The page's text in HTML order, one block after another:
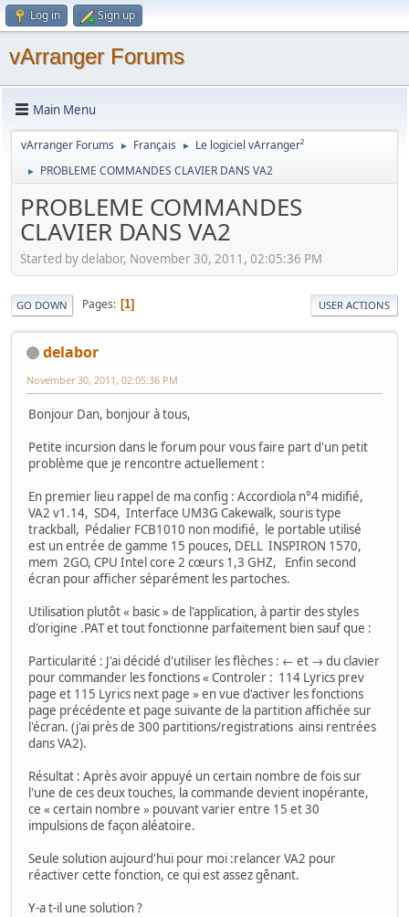
Log in Sign up
vArranger Forums
Main Menu
vArranger Forums ► Français ► Le logiciel vArranger²
► PROBLEME COMMANDES CLAVIER DANS VA2
PROBLEME COMMANDES
CLAVIER DANS VA2
Started by delabor, November 30, 2011, 02:05:36 PM
GO DOWN Pages 1 USER ACTIONS
delabor
November 30, 2011, 02:05:36 PM
Bonjour Dan, bonjour à tous,
Petite incursion dans le forum pour vous faire part d'un petit
problème que je rencontre actuellement :
En premier lieu rappel de ma config : Accordiola n°4 midifié,
VA2 v1.14, SD4, Interface UM3G Cakewalk, souris type
trackball, Pédalier FCB1010 non modifié, le portable utilisé
est un entrée de gamme 15 pouces, DELL INSPIRON 1570,
mem 2GO, CPU Intel core 2 cœurs 1,3 GHZ, Enfin second
écran pour afficher séparément les partoches.
Utilisation plutôt « basic » de l'application, à partir des styles
d'origine .PAT et tout fonctionne parfaitement bien sauf que :
Particularité : J'ai décidé d'utiliser les flèches : ← et → du clavier
pour commander les fonctions « Controler : 114 Lyrics prev
page et 115 Lyrics next page » en vue d'activer les fonctions
page précédente et page suivante de la partition affichée sur
l'écran. (j'ai près de 300 partitions/registrations ainsi rentrées
dans VA2).
Résultat : Après avoir appuyé un certain nombre de fois sur
l'une de ces deux touches, la commande devient inopérante,
ce « certain nombre » pouvant varier entre 15 et 30
impulsions de façon aléatoire.
Seule solution aujourd'hui pour moi :relancer VA2 pour
réactiver cette fonction, ce qui est assez gênant.
Y-a t-il une solution ?